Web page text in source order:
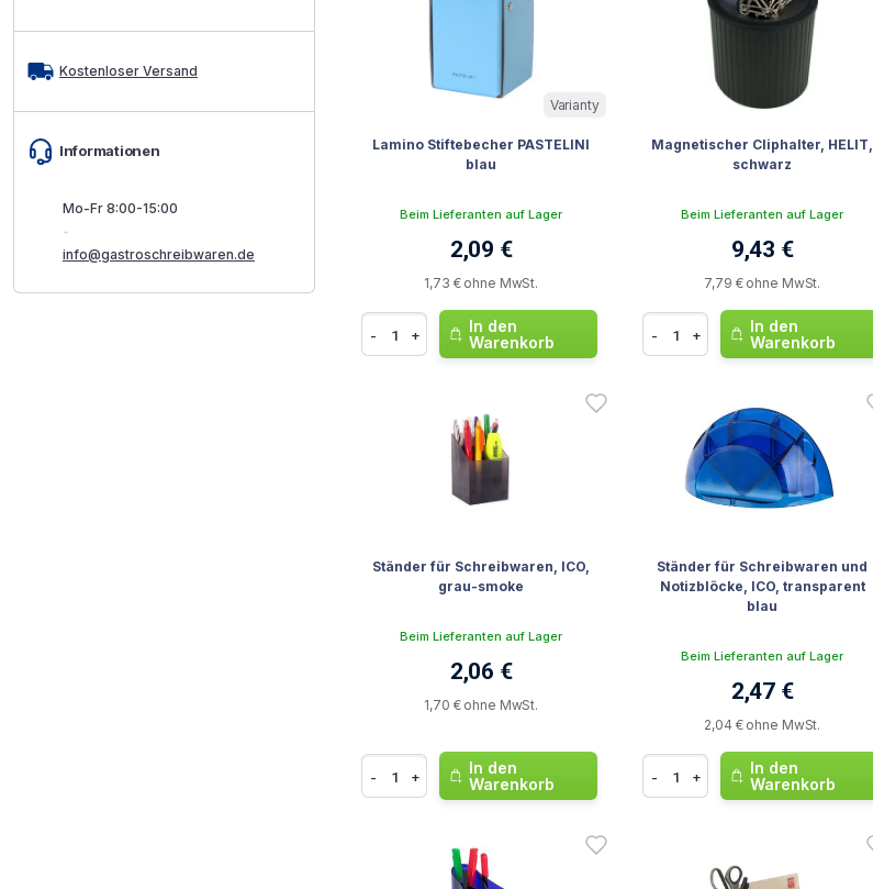
Kostenloser Versand
Informationen
Mo-Fr 8:00-15:00
-
info@gastroschreibwaren.de
Varianty
Lamino Stiftebecher PASTELINI
blau
Beim Lieferanten auf Lager
2,09 €
1,73 € ohne MwSt.
- +
In den
Warenkorb
Magnetischer Cliphalter, HELIT,
schwarz
Beim Lieferanten auf Lager
9,43 €
7,79 € ohne MwSt.
- +
In den
Warenkorb
Ständer für Schreibwaren, ICO,
grau-smoke
Beim Lieferanten auf Lager
2,06 €
1,70 € ohne MwSt.
- +
In den
Warenkorb
Ständer für Schreibwaren und
Notizblöcke, ICO, transparent
blau
Beim Lieferanten auf Lager
2,47 €
2,04 € ohne MwSt.
- +
In den
Warenkorb